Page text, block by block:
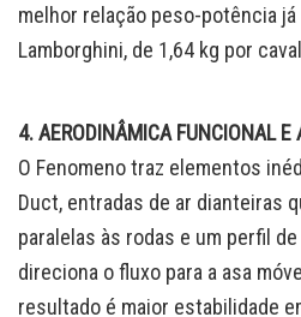
melhor relação peso-potência
Lamborghini, de 1,64 kg por
4. AERODINÂMICA FUNCIONAL E
O Fenomeno traz elementos
Duct, entradas de ar dianteiras
paralelas às rodas e um perfil
direciona o fluxo para a asa
resultado é maior estabilidade